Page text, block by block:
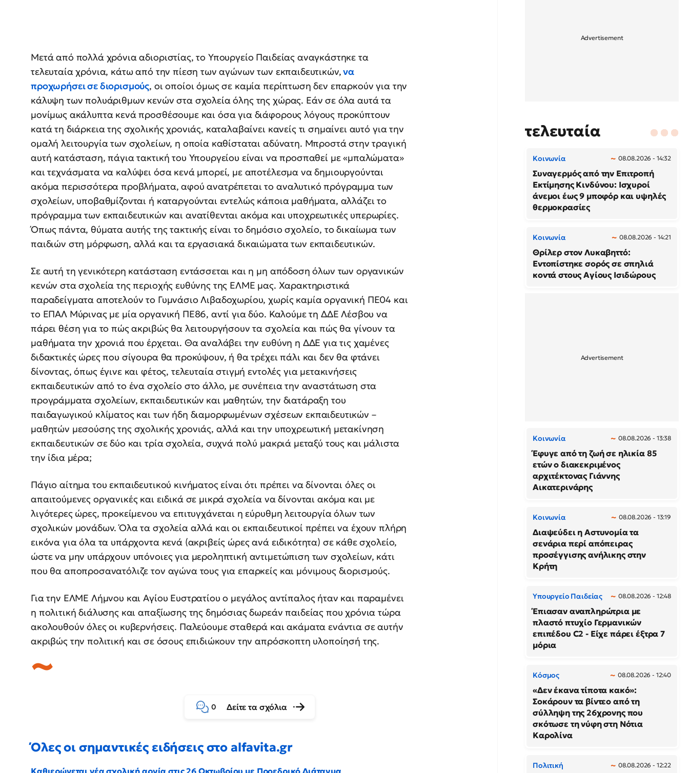
Μετά από πολλά χρόνια αδιοριστίας, το Υπουργείο Παιδείας αναγκάστηκε τα
τελευταία χρόνια, κάτω από την πίεση των αγώνων των εκπαιδευτικών,να
προχωρήσει σε διορισμούς, οι οποίοι όμως σε καμία περίπτωση δεν επαρκούν για την
κάλυψη των πολυάριθμων κενών στα σχολεία όλης της χώρας. Εάν σε όλα αυτά τα
μονίμως ακάλυπτα κενά προσθέσουμε και όσα για διάφορους λόγους προκύπτουν
κατά τη διάρκεια της σχολικής χρονιάς, καταλαβαίνει κανείς τι σημαίνει αυτό για την
ομαλή λειτουργία των σχολείων, η οποία καθίσταται αδύνατη. Μπροστά στην τραγική
αυτή κατάσταση, πάγια τακτική του Υπουργείου είναι να προσπαθεί με «μπαλώματα»
και τεχνάσματα να καλύψει όσα κενά μπορεί, με αποτέλεσμα να δημιουργούνται
ακόμα περισσότερα προβλήματα, αφού ανατρέπεται το αναλυτικό πρόγραμμα των
σχολείων, υποβαθμίζονται ή καταργούνται εντελώς κάποια μαθήματα, αλλάζει το
πρόγραμμα των εκπαιδευτικών και ανατίθενται ακόμα και υποχρεωτικές υπερωρίες.
Όπως πάντα, θύματα αυτής της τακτικής είναι το δημόσιο σχολείο, το δικαίωμα των
παιδιών στη μόρφωση, αλλά και τα εργασιακά δικαιώματα των εκπαιδευτικών.
Σε αυτή τη γενικότερη κατάσταση εντάσσεται και η μη απόδοση όλων των οργανικών
κενών στα σχολεία της περιοχής ευθύνης της ΕΛΜΕ μας. Χαρακτηριστικά
παραδείγματα αποτελούν το Γυμνάσιο Λιβαδοχωρίου, χωρίς καμία οργανική ΠΕ04 και
το ΕΠΑΛ Μύρινας με μία οργανική ΠΕ86, αντί για δύο. Καλούμε τη ΔΔΕ Λέσβου να
πάρει θέση για το πώς ακριβώς θα λειτουργήσουν τα σχολεία και πώς θα γίνουν τα
μαθήματα την χρονιά που έρχεται. Θα αναλάβει την ευθύνη η ΔΔΕ για τις χαμένες
διδακτικές ώρες που σίγουρα θα προκύψουν, ή θα τρέχει πάλι και δεν θα φτάνει
δίνοντας, όπως έγινε και φέτος, τελευταία στιγμή εντολές για μετακινήσεις
εκπαιδευτικών από το ένα σχολείο στο άλλο, με συνέπεια την αναστάτωση στα
προγράμματα σχολείων, εκπαιδευτικών και μαθητών, την διατάραξη του
παιδαγωγικού κλίματος και των ήδη διαμορφωμένων σχέσεων εκπαιδευτικών –
μαθητών μεσούσης της σχολικής χρονιάς, αλλά και την υποχρεωτική μετακίνηση
εκπαιδευτικών σε δύο και τρία σχολεία, συχνά πολύ μακριά μεταξύ τους και μάλιστα
την ίδια μέρα;
Πάγιο αίτημα του εκπαιδευτικού κινήματος είναι ότι πρέπει να δίνονται όλες οι
απαιτούμενες οργανικές και ειδικά σε μικρά σχολεία να δίνονται ακόμα και με
λιγότερες ώρες, προκείμενου να επιτυγχάνεται η εύρυθμη λειτουργία όλων των
σχολικών μονάδων. Όλα τα σχολεία αλλά και οι εκπαιδευτικοί πρέπει να έχουν πλήρη
εικόνα για όλα τα υπάρχοντα κενά (ακριβείς ώρες ανά ειδικότητα) σε κάθε σχολείο,
ώστε να μην υπάρχουν υπόνοιες για μεροληπτική αντιμετώπιση των σχολείων, κάτι
που θα αποπροσανατόλιζε τον αγώνα τους για επαρκείς και μόνιμους διορισμούς.
Για την ΕΛΜΕ Λήμνου και Αγίου Ευστρατίου ο μεγάλος αντίπαλος ήταν και παραμένει
η πολιτική διάλυσης και απαξίωσης της δημόσιας δωρεάν παιδείας που χρόνια τώρα
ακολουθούν όλες οι κυβερνήσεις. Παλεύουμε σταθερά και ακάματα ενάντια σε αυτήν
ακριβώς την πολιτική και σε όσους επιδιώκουν την απρόσκοπτη υλοποίησή της.
0 Δείτε τα σχόλια
Όλες οι σημαντικές ειδήσεις στο alfavita.gr
τελευταία
Κοινωνία 08.08.2026 - 14:32
Συναγερμός από την Επιτροπή
Εκτίμησης Κινδύνου: Ισχυροί
άνεμοι έως 9 μποφόρ και υψηλές
θερμοκρασίες
Κοινωνία 08.08.2026 - 14:21
Θρίλερ στον Λυκαβηττό:
Εντοπίστηκε σορός σε σπηλιά
κοντά στους Αγίους Ισιδώρους
Κοινωνία 08.08.2026 - 13:38
Έφυγε από τη ζωή σε ηλικία 85
ετών ο διακεκριμένος
αρχιτέκτονας Γιάννης
Αικατερινάρης
Κοινωνία 08.08.2026 - 13:19
Διαψεύδει η Αστυνομία τα
σενάρια περί απόπειρας
προσέγγισης ανήλικης στην
Κρήτη
Υπουργείο Παιδείας 08.08.2026 - 12:48
Έπιασαν αναπληρώτρια με
πλαστό πτυχίο Γερμανικών
επιπέδου C2 - Είχε πάρει έξτρα 7
μόρια
Κόσμος 08.08.2026 - 12:40
«Δεν έκανα τίποτα κακό»:
Σοκάρουν τα βίντεο από τη
σύλληψη της 26χρονης που
σκότωσε τη νύφη στη Νότια
Καρολίνα
Πολιτική 08.08.2026 - 12:22